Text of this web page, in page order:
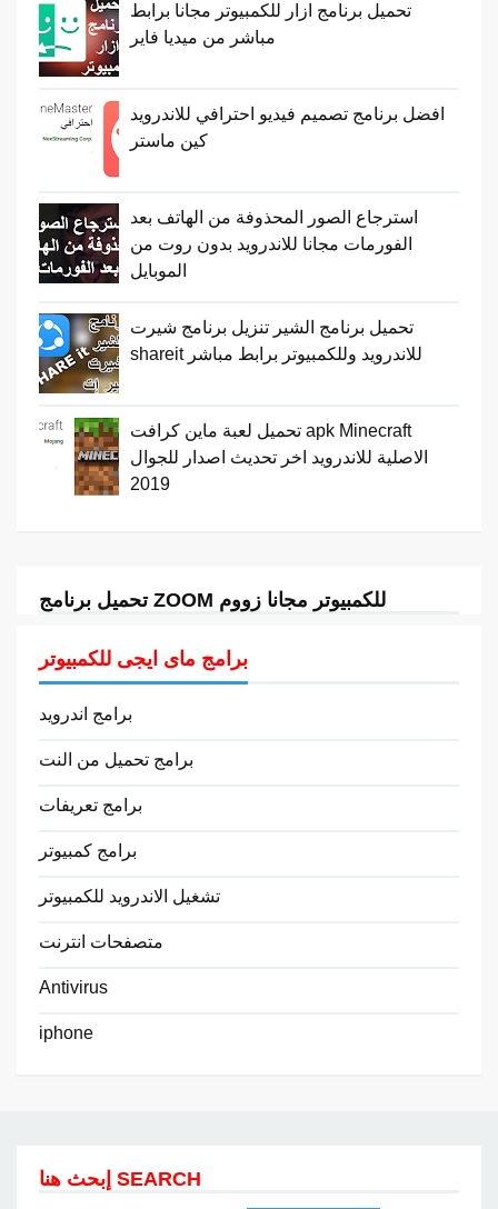
تحميل برنامج ازار للكمبيوتر مجانا برابط
مباشر من ميديا فاير
افضل برنامج تصميم فيديو احترافي للاندرويد
كين ماستر
استرجاع الصور المحذوفة من الهاتف بعد
الفورمات مجانا للاندرويد بدون روت من
الموبايل
تحميل برنامج الشير تنزيل برنامج شيرت
shareit للاندرويد وللكمبيوتر برابط مباشر
تحميل لعبة ماين كرافت apk Minecraft
الاصلية للاندرويد اخر تحديث اصدار للجوال
2019
تحميل برنامج ZOOM للكمبيوتر مجانا زووم
برامج ماى ايجى للكمبيوتر
برامج اندرويد
برامج تحميل من النت
برامج تعريفات
برامج كمبيوتر
تشغيل الاندرويد للكمبيوتر
متصفحات انترنت
Antivirus
iphone
إبحث هنا SEARCH